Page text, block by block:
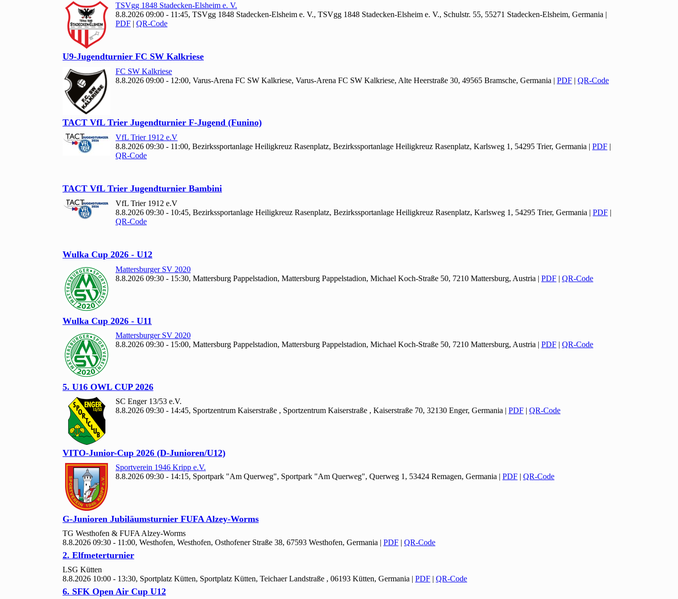
TSVgg 1848 Stadecken-Elsheim e. V.
8.8.2026 09:00 - 11:45, TSVgg 1848 Stadecken-Elsheim e. V., TSVgg 1848 Stadecken-Elsheim e. V., Schulstr. 55, 55271 Stadecken-Elsheim, Germania |
PDF| QR-Code
U9-Jugendturnier FC SW Kalkriese
FC SW Kalkriese
8.8.2026 09:00 - 12:00, Varus-Arena FC SW Kalkriese, Varus-Arena FC SW Kalkriese, Alte Heerstraße 30, 49565 Bramsche, Germania | PDF| QR-Code
TACT VfL Trier Jugendturnier F-Jugend (Funino)
VfL Trier 1912 e.V
8.8.2026 09:30 - 11:00, Bezirkssportanlage Heiligkreuz Rasenplatz, Bezirkssportanlage Heiligkreuz Rasenplatz, Karlsweg 1, 54295 Trier, Germania | PDF|
QR-Code
TACT VfL Trier Jugendturnier Bambini
VfL Trier 1912 e.V
8.8.2026 09:30 - 10:45, Bezirkssportanlage Heiligkreuz Rasenplatz, Bezirkssportanlage Heiligkreuz Rasenplatz, Karlsweg 1, 54295 Trier, Germania | PDF|
QR-Code
Wulka Cup 2026 - U12
Mattersburger SV 2020
8.8.2026 09:30 - 15:30, Mattersburg Pappelstadion, Mattersburg Pappelstadion, Michael Koch-Straße 50, 7210 Mattersburg, Austria | PDF| QR-Code
Wulka Cup 2026 - U11
Mattersburger SV 2020
8.8.2026 09:30 - 15:00, Mattersburg Pappelstadion, Mattersburg Pappelstadion, Michael Koch-Straße 50, 7210 Mattersburg, Austria | PDF| QR-Code
5. U16 OWL CUP 2026
SC Enger 13/53 e.V.
8.8.2026 09:30 - 14:45, Sportzentrum Kaiserstraße , Sportzentrum Kaiserstraße , Kaiserstraße 70, 32130 Enger, Germania | PDF| QR-Code
VITO-Junior-Cup 2026 (D-Junioren/U12)
Sportverein 1946 Kripp e.V.
8.8.2026 09:30 - 14:15, Sportpark "Am Querweg", Sportpark "Am Querweg", Querweg 1, 53424 Remagen, Germania | PDF| QR-Code
G-Junioren Jubiläumsturnier FUFA Alzey-Worms
TG Westhofen & FUFA Alzey-Worms
8.8.2026 09:30 - 11:00, Westhofen, Westhofen, Osthofener Straße 38, 67593 Westhofen, Germania | PDF| QR-Code
2. Elfmeterturnier
LSG Kütten
8.8.2026 10:00 - 13:30, Sportplatz Kütten, Sportplatz Kütten, Teichaer Landstraße , 06193 Kütten, Germania | PDF| QR-Code
6. SFK Open Air Cup U12